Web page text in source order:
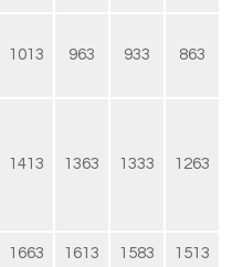
1013 963 933 863
1413 1363 1333 1263
1663 1613 1583 1513